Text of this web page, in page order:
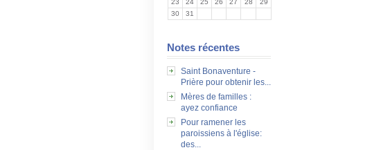
23
24 25 26 27 28
29
30
31
Notes récentes
Saint Bonaventure -
Prière pour obtenir les...
Mères de familles :
ayez confiance
Pour ramener les
paroissiens à l'église:
des...